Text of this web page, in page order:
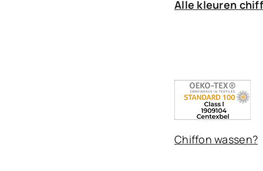
Alle kleuren
Chiffon wassen?